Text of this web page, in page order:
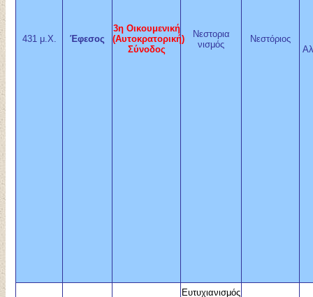
431 μ.Χ. Έφεσος
3η Οικουμενική
(Αυτοκρατορική)
Σύνοδος
Νεστορια
νισμός
Νεστόριος
Ευτυχιανισμός